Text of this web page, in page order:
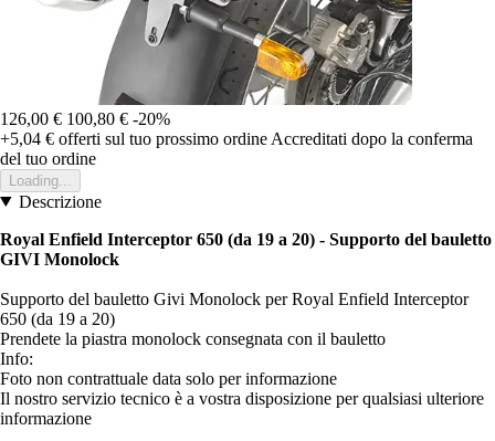
126,00 € 100,80 € -20%
+5,04 € offerti sul tuo prossimo ordine Accreditati dopo la conferma
del tuo ordine
Loading...
Descrizione
Royal Enfield Interceptor 650 (da 19 a 20) - Supporto del bauletto
GIVI Monolock
Supporto del bauletto Givi Monolock per Royal Enfield Interceptor
650 (da 19 a 20)
Prendete la piastra monolock consegnata con il bauletto
Info:
Foto non contrattuale data solo per informazione
Il nostro servizio tecnico è a vostra disposizione per qualsiasi ulteriore
informazione